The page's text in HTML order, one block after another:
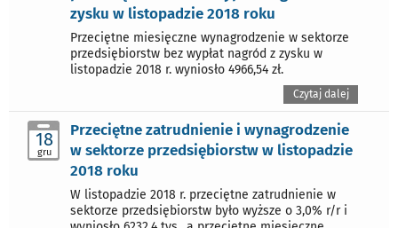
zysku w listopadzie 2018 roku
Przeciętne miesięczne wynagrodzenie w sektorze
przedsiębiorstw bez wypłat nagród z zysku w
listopadzie 2018 r. wyniosło 4966,54 zł.
Czytaj dalej
18
gru
Przeciętne zatrudnienie i wynagrodzenie
w sektorze przedsiębiorstw w listopadzie
2018 roku
W listopadzie 2018 r. przeciętne zatrudnienie w
sektorze przedsiębiorstw było wyższe o 3,0% r/r i